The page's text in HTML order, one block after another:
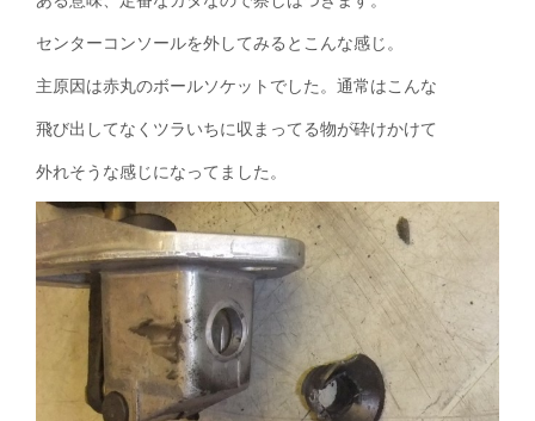
センターコンソールを外してみるとこんな感じ。
主原因は赤丸のボールソケットでした。通常はこんな
飛び出してなくツラいちに収まってる物が砕けかけて
外れそうな感じになってました。